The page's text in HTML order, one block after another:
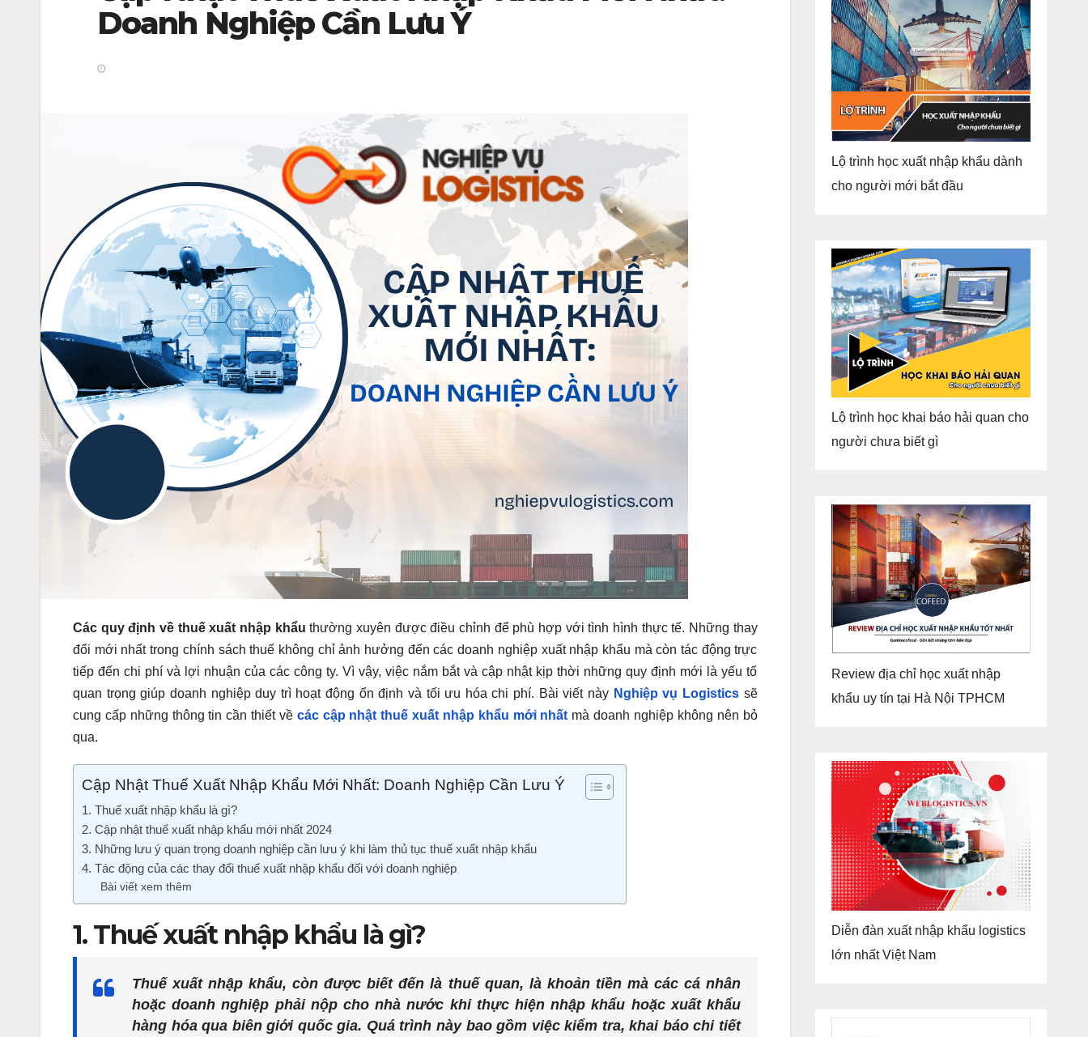
Doanh Nghiệp Cần Lưu Ý
Các quy định về thuế xuất nhập khẩu thường xuyên được điều chỉnh để phù hợp với tình hình thực tế. Những thay
đổi mới nhất trong chính sách thuế không chỉ ảnh hưởng đến các doanh nghiệp xuất nhập khẩu mà còn tác động trực
tiếp đến chi phí và lợi nhuận của các công ty. Vì vậy, việc nắm bắt và cập nhật kịp thời những quy định mới là yếu tố
quan trọng giúp doanh nghiệp duy trì hoạt động ổn định và tối ưu hóa chi phí. Bài viết này Nghiệp vụ Logisticssẽ
cung cấp những thông tin cần thiết về các cập nhật thuế xuất nhập khẩu mới nhất mà doanh nghiệp không nên bỏ
qua.
Cập Nhật Thuế Xuất Nhập Khẩu Mới Nhất: Doanh Nghiệp Cần Lưu Ý
1. Thuế xuất nhập khẩu là gì?
2. Cập nhật thuế xuất nhập khẩu mới nhất 2024
3. Những lưu ý quan trọng doanh nghiệp cần lưu ý khi làm thủ tục thuế xuất nhập khẩu
4. Tác động của các thay đổi thuế xuất nhập khẩu đối với doanh nghiệp
Bài viết xem thêm
1. Thuế xuất nhập khẩu là gì?
Thuế xuất nhập khẩu, còn được biết đến là thuế quan, là khoản tiền mà các cá nhân
hoặc doanh nghiệp phải nộp cho nhà nước khi thực hiện nhập khẩu hoặc xuất khẩu
hàng hóa qua biên giới quốc gia. Quá trình này bao gồm việc kiểm tra, khai báo chi tiết
Lộ trình học xuất nhập khẩu dành
cho người mới bắt đầu
Lộ trình học khai báo hải quan cho
người chưa biết gì
Review địa chỉ học xuất nhập
khẩu uy tín tại Hà Nội TPHCM
Diễn đàn xuất nhập khẩu logistics
lớn nhất Việt Nam